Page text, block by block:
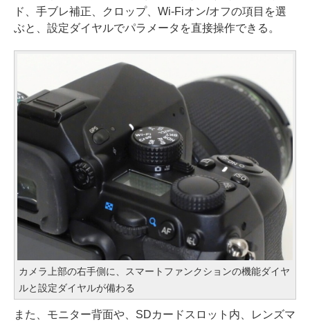
ド、手ブレ補正、クロップ、Wi-Fiオン/オフの項目を選
ぶと、設定ダイヤルでパラメータを直接操作できる。
カメラ上部の右手側に、スマートファンクションの機能ダイヤ
ルと設定ダイヤルが備わる
また、モニター背面や、SDカードスロット内、レンズマ